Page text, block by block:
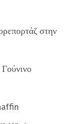
στην